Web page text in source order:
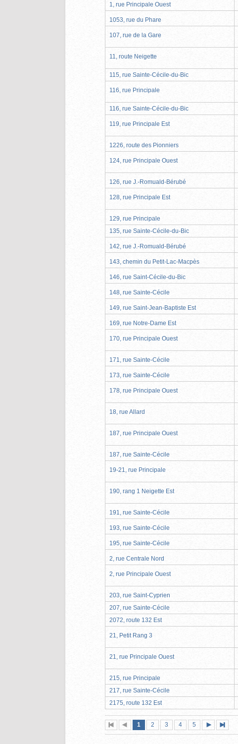
1, rue Principale Ouest
1053, rue du Phare
107, rue de la Gare
11, route Neigette
115, rue Sainte-Cécile-du-Bic
116, rue Principale
116, rue Sainte-Cécile-du-Bic
119, rue Principale Est
1226, route des Pionniers
124, rue Principale Ouest
126, rue J.-Romuald-Bérubé
128, rue Principale Est
129, rue Principale
135, rue Sainte-Cécile-du-Bic
142, rue J.-Romuald-Bérubé
143, chemin du Petit-Lac-Macpès
146, rue Saint-Cécile-du-Bic
148, rue Sainte-Cécile
149, rue Saint-Jean-Baptiste Est
169, rue Notre-Dame Est
170, rue Principale Ouest
171, rue Sainte-Cécile
173, rue Sainte-Cécile
178, rue Principale Ouest
18, rue Allard
187, rue Principale Ouest
187, rue Sainte-Cécile
19-21, rue Principale
190, rang 1 Neigette Est
191, rue Sainte-Cécile
193, rue Sainte-Cécile
195, rue Sainte-Cécile
2, rue Centrale Nord
2, rue Principale Ouest
203, rue Saint-Cyprien
207, rue Sainte-Cécile
2072, route 132 Est
21, Petit Rang 3
21, rue Principale Ouest
215, rue Principale
217, rue Sainte-Cécile
2175, route 132 Est
Première
page
Page
précédente
Page
1 (page
actuelle)
Page
2 Page
3 Page
4 Page
5
suivante
page